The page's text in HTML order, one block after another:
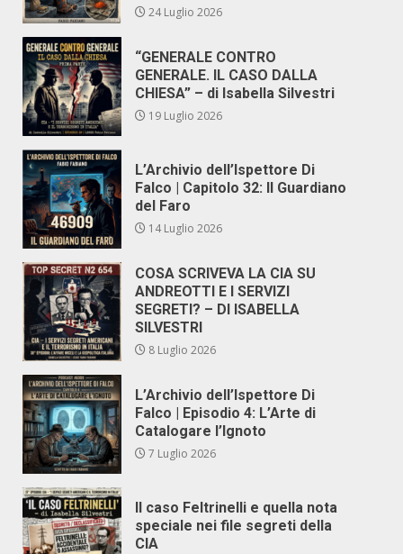
24 Luglio 2026
“GENERALE CONTRO
GENERALE. IL CASO DALLA
CHIESA” – di Isabella Silvestri
19 Luglio 2026
L’Archivio dell’Ispettore Di
Falco | Capitolo 32: Il Guardiano
del Faro
14 Luglio 2026
COSA SCRIVEVA LA CIA SU
ANDREOTTI E I SERVIZI
SEGRETI? – DI ISABELLA
SILVESTRI
8 Luglio 2026
L’Archivio dell’Ispettore Di
Falco | Episodio 4: L’Arte di
Catalogare l’Ignoto
7 Luglio 2026
Il caso Feltrinelli e quella nota
speciale nei file segreti della
CIA